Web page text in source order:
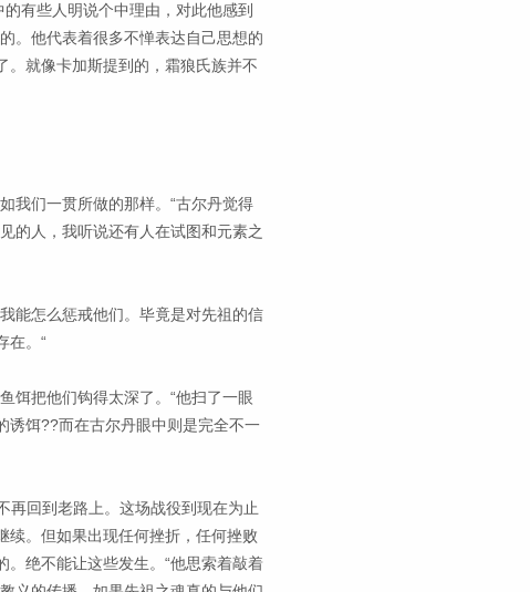
有些人明说个中理由，对此他感到
。他代表着很多不惮表达自己思想的
。就像卡加斯提到的，霜狼氏族并不
我们一贯所做的那样。“古尔丹觉得
的人，我听说还有人在试图和元素之
能怎么惩戒他们。毕竟是对先祖的信
在。“
饵把他们钩得太深了。“他扫了一眼
诱饵??而在古尔丹眼中则是完全不一
再回到老路上。这场战役到现在为止
续。但如果出现任何挫折，任何挫败
绝不能让这些发生。“他思索着敲着